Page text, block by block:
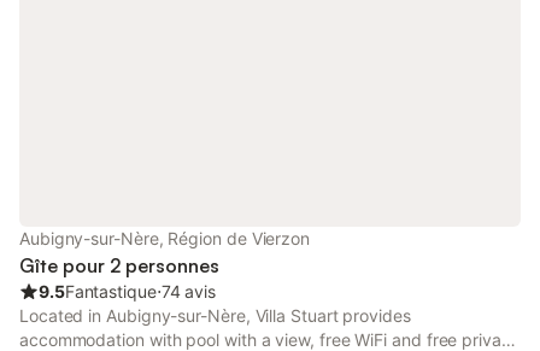
Aubigny-sur-Nère, Région de Vierzon
Gîte pour 2 personnes
9.5Fantastique⋅74 avis
Located in Aubigny-sur-Nère, Villa Stuart provides
accommodation with pool with a view, free WiFi and free private